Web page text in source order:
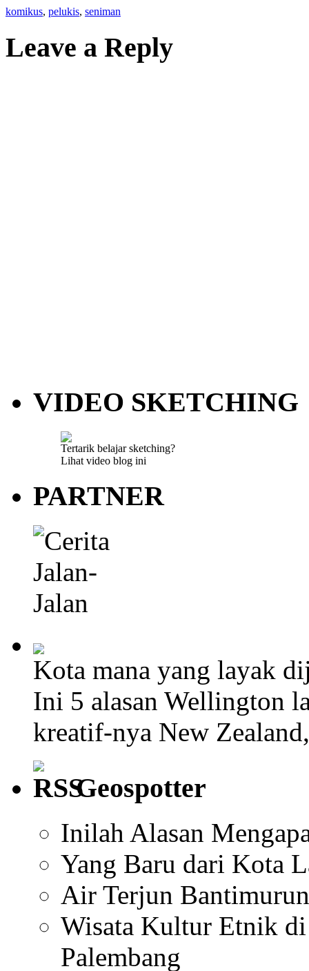
komikus, pelukis, seniman
Leave a Reply
VIDEO SKETCHING
Tertarik belajar sketching?
Lihat video blog ini
PARTNER
Kota mana yang layak
Ini 5 alasan Wellington
kreatif-nya New
Geospotter
Inilah Alasan
Yang Baru dari Kota
Air Terjun
Wisata Kultur Etnik
Palembang